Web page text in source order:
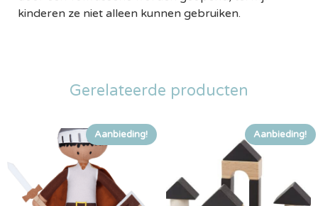
kinderen ze niet alleen kunnen gebruiken.
Gerelateerde producten
Aanbieding! Aanbieding!